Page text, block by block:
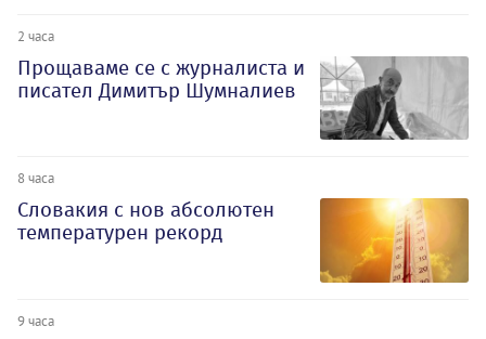
2 часа
Прощаваме се с журналиста и
писател Димитър Шумналиев
8 часа
Словакия с нов абсолютен
температурен рекорд
9 часа